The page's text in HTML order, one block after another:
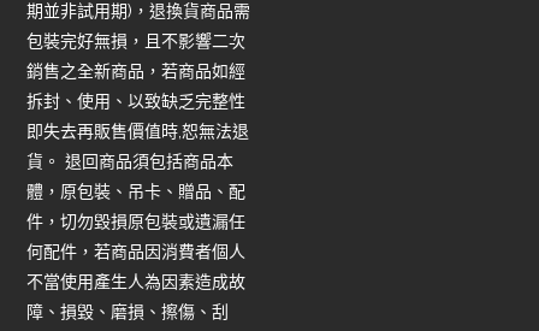
期並非試用期)，退換貨商品需
包裝完好無損，且不影響二次
銷售之全新商品，若商品如經
拆封、使用、以致缺乏完整性
即失去再販售價值時,恕無法退
貨。 退回商品須包括商品本
體，原包裝、吊卡、贈品、配
件，切勿毀損原包裝或遺漏任
何配件，若商品因消費者個人
不當使用產生人為因素造成故
障、損毀、磨損、擦傷、刮